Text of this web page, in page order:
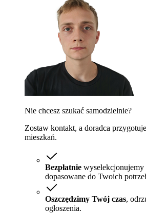
Nie chcesz szukać samodzielnie?
Zostaw kontakt, a doradca
mieszkań.
Bezpłatnie wyselekcjonujemy
dopasowane do Twoich
Oszczędzimy Twój czas,
ogłoszenia.